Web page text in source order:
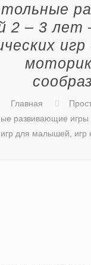
2 – 3 лет
Главная
развивающие
игр для малышей, игр